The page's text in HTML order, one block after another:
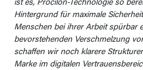
ist es, Procilon-Technologie so
Hintergrund für maximale
Menschen bei ihrer Arbeit spürbar
bevorstehenden Verschmelzung
schaffen wir noch klarere
Marke im digitalen